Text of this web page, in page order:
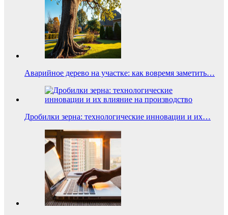
Аварийное дерево на участке: как вовремя заметить…
Дробилки зерна: технологические инновации и их…